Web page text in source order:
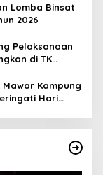
Lomba Binsat
2026
Pelaksanaan
di TK
Kampung
Hari